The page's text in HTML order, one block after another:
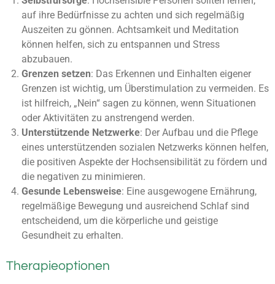
auf ihre Bedürfnisse zu achten und sich regelmäßig
Auszeiten zu gönnen. Achtsamkeit und Meditation
können helfen, sich zu entspannen und Stress
abzubauen.
Grenzen setzen: Das Erkennen und Einhalten eigener
Grenzen ist wichtig, um Überstimulation zu vermeiden. Es
ist hilfreich, „Nein“ sagen zu können, wenn Situationen
oder Aktivitäten zu anstrengend werden.
Unterstützende Netzwerke: Der Aufbau und die Pflege
eines unterstützenden sozialen Netzwerks können helfen,
die positiven Aspekte der Hochsensibilität zu fördern und
die negativen zu minimieren.
Gesunde Lebensweise: Eine ausgewogene Ernährung,
regelmäßige Bewegung und ausreichend Schlaf sind
entscheidend, um die körperliche und geistige
Gesundheit zu erhalten.
Therapieoptionen